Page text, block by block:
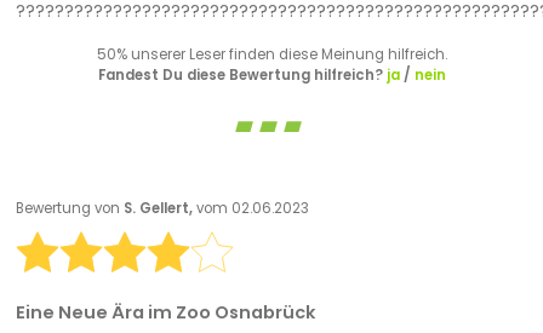
50% unserer Leser finden diese Meinung hilfreich.
Fandest Du diese Bewertung hilfreich? ja/ nein
Bewertung von S. Gellert,vom 02.06.2023
Eine Neue Ära im Zoo Osnabrück